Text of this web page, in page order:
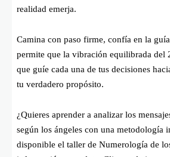
realidad emerja.
Camina con paso firme, confía en la
permite que la vibración equilibrada del
que guíe cada una de tus decisiones
tu verdadero propósito.
¿Quieres aprender a analizar los
según los ángeles con una metodología
disponible el taller de Numerología de